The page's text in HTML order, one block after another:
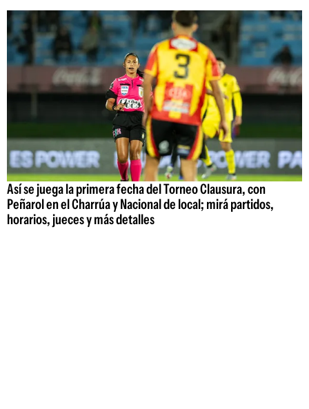
Así se juega la primera fecha del Torneo Clausura, con
Peñarol en el Charrúa y Nacional de local; mirá partidos,
horarios, jueces y más detalles